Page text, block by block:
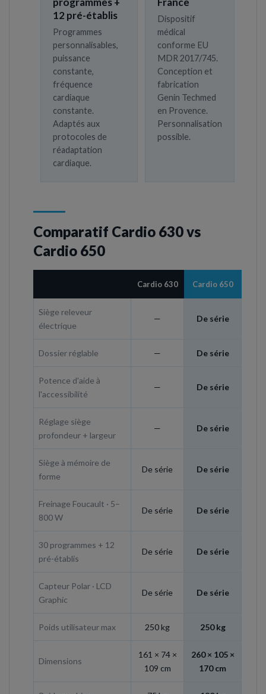
12 pré-établis
Programmes
personnalisables,
puissance
constante,
fréquence
cardiaque
constante.
Adaptés aux
protocoles de
réadaptation
cardiaque.
Dispositif
médical
conforme EU
MDR 2017/745.
Conception et
fabrication
Genin Techmed
en Provence.
Personnalisation
possible.
Comparatif Cardio 630 vs
Cardio 650
Cardio 630 Cardio 650
Siège releveur
électrique
— De série
Dossier réglable — De série
Potence d'aide à
l'accessibilité
— De série
Réglage siège
profondeur + largeur
— De série
Siège à mémoire de
forme
De série De série
Freinage Foucault · 5–
800 W
De série De série
30 programmes + 12
pré-établis
De série De série
Capteur Polar · LCD
Graphic
De série De série
Poids utilisateur max 250 kg 250 kg
Dimensions
161 × 74 ×
109 cm
260 × 105 ×
170 cm